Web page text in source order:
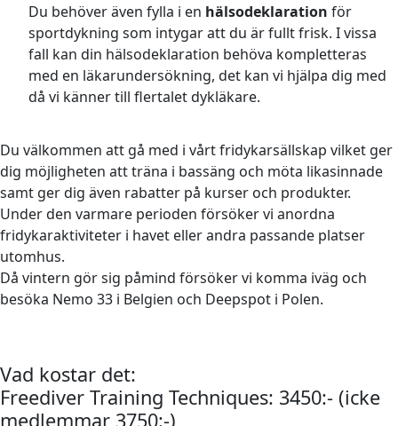
Du behöver även fylla i en hälsodeklaration för
sportdykning som intygar att du är fullt frisk. I vissa
fall kan din hälsodeklaration behöva kompletteras
med en läkarundersökning, det kan vi hjälpa dig med
då vi känner till flertalet dykläkare.
Du välkommen att gå med i vårt fridykarsällskap vilket ger
dig möjligheten att träna i bassäng och möta likasinnade
samt ger dig även rabatter på kurser och produkter.
Under den varmare perioden försöker vi anordna
fridykaraktiviteter i havet eller andra passande platser
utomhus.
Då vintern gör sig påmind försöker vi komma iväg och
besöka Nemo 33 i Belgien och Deepspot i Polen.
Vad kostar det:
Freediver Training Techniques: 3450:- (icke
medlemmar 3750:-)